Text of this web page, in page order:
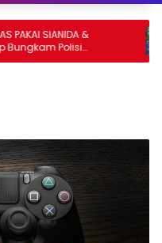
PETI HALSEL
BEBAS!
Jangan Ada